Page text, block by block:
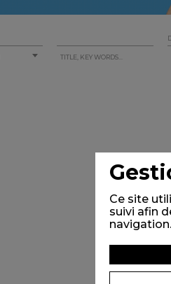
Ce site
suivi afin
navigation.